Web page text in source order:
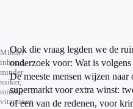
Minder
inhoud,
minder
suiker,
minder
vitaminen
Ook die vraag legden we de
onderzoek voor: Wat is
De meeste mensen wijzen
supermarkt voor extra winst:
of een van de redenen, voor